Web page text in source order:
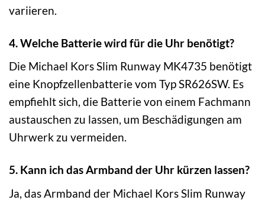
variieren.
4. Welche Batterie wird für die Uhr benötigt?
Die Michael Kors Slim Runway MK4735 benötigt
eine Knopfzellenbatterie vom Typ SR626SW. Es
empfiehlt sich, die Batterie von einem Fachmann
austauschen zu lassen, um Beschädigungen am
Uhrwerk zu vermeiden.
5. Kann ich das Armband der Uhr kürzen lassen?
Ja, das Armband der Michael Kors Slim Runway